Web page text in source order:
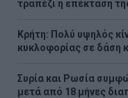
τραπέζι η επέκταση
Κρήτη: Πολύ υψηλός
κυκλοφορίας σε δάση
Συρία και Ρωσία
μετά από 18 μήνες